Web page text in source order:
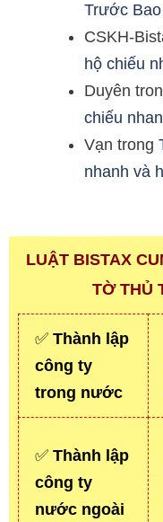
Trước
CSKH-
hộ chiếu
Duyên
chiếu
Vạn trong
nhanh và
LUẬT BISTAX
TỜ THỦ
✅ Thành lập
công ty
trong nước
✅ Thành lập
công ty
nước ngoài